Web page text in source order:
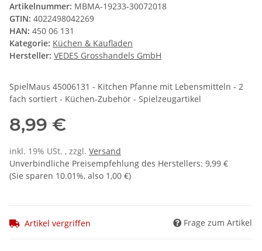
Artikelnummer: MBMA-19233-30072018
GTIN: 4022498042269
HAN: 450 06 131
Kategorie: Küchen & Kaufladen
Hersteller: VEDES Grosshandels GmbH
SpielMaus 45006131 - Kitchen Pfanne mit Lebensmitteln - 2
fach sortiert - Küchen-Zubehör - Spielzeugartikel
8,99 €
inkl. 19% USt. , zzgl. Versand
Unverbindliche Preisempfehlung des Herstellers: 9,99 €
(Sie sparen 10.01%, also 1,00 €)
Artikel vergriffen Frage zum Artikel